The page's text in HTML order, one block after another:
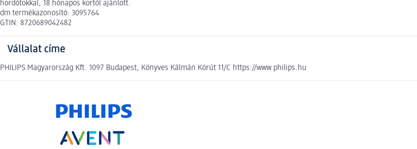
hordótokkal, 18 hónapos kortól ajánlott.
dm termékazonosító: 3095764
GTIN: 8720689042482
Vállalat címe
PHILIPS Magyarország Kft. 1097 Budapest, Könyves Kálmán Körút 11/C https://www.philips.hu